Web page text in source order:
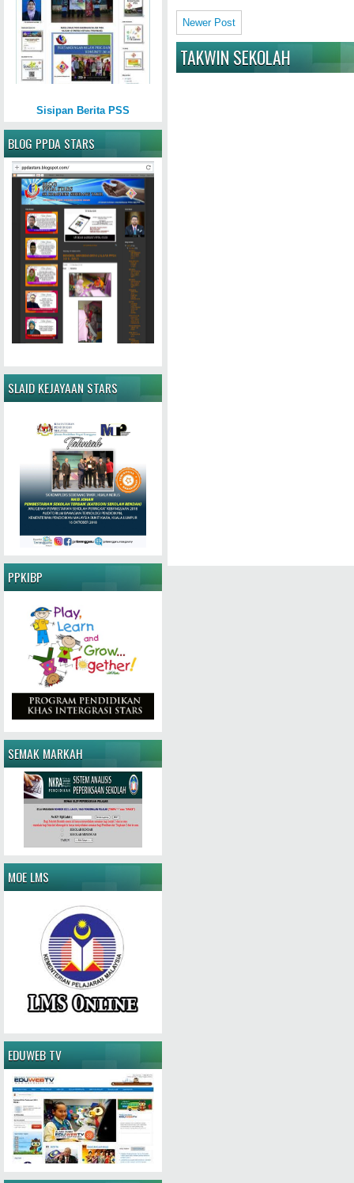
Newer Post
TAKWIN SEKOLAH
Sisipan Berita PSS
BLOG PPDA STARS
SLAID KEJAYAAN STARS
PPKIBP
SEMAK MARKAH
MOE LMS
EDUWEB TV